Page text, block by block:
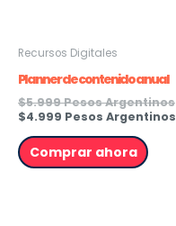
Recursos Digitales
Planner de contenido anual
$5.999 Pesos Argentinos
$4.999 Pesos Argentinos
Comprar ahora